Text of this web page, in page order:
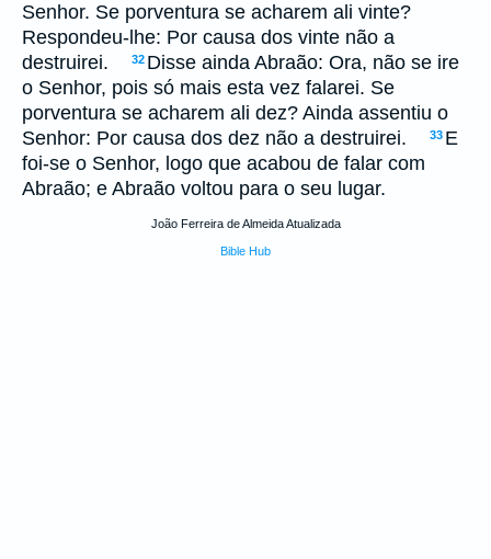
Senhor. Se porventura se acharem ali vinte?
Respondeu-lhe: Por causa dos vinte não a
destruirei.
32 Disse ainda Abraão: Ora, não se ire
o Senhor, pois só mais esta vez falarei. Se
porventura se acharem ali dez? Ainda assentiu o
Senhor: Por causa dos dez não a destruirei.
33 E
foi-se o Senhor, logo que acabou de falar com
Abraão; e Abraão voltou para o seu lugar.
João Ferreira de Almeida Atualizada
Bible Hub